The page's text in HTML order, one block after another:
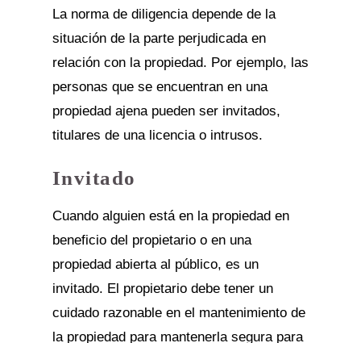
La norma de diligencia depende de la
situación de la parte perjudicada en
relación con la propiedad. Por ejemplo, las
personas que se encuentran en una
propiedad ajena pueden ser invitados,
titulares de una licencia o intrusos.
Invitado
Cuando alguien está en la propiedad en
beneficio del propietario o en una
propiedad abierta al público, es un
invitado. El propietario debe tener un
cuidado razonable en el mantenimiento de
la propiedad para mantenerla segura para